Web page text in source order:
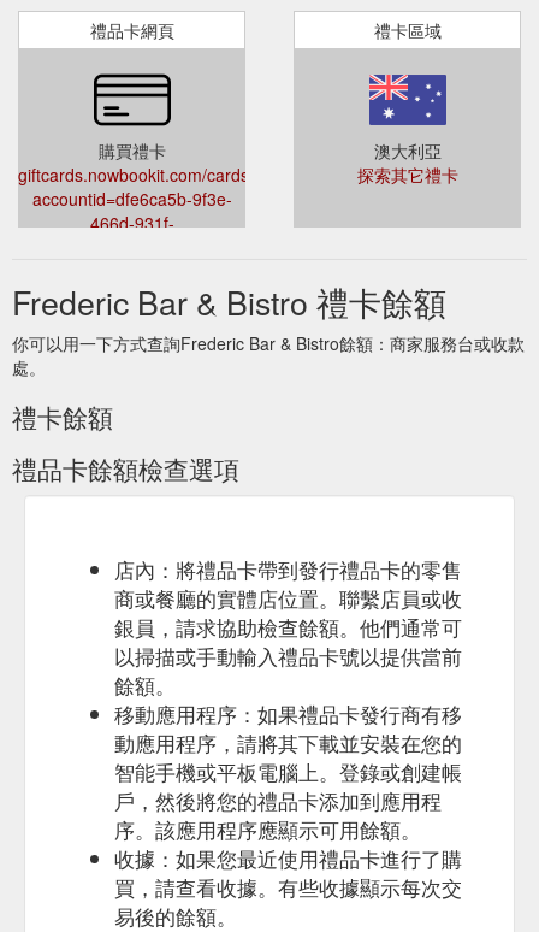
禮品卡網頁
購買禮卡
giftcards.nowbookit.com/cards?
accountid=dfe6ca5b-9f3e-
466d-931f-
禮卡區域
澳大利亞
探索其它禮卡
Frederic Bar & Bistro 禮卡餘額
你可以用一下方式查詢Frederic Bar & Bistro餘額：商家服務台或收款
處。
禮卡餘額
禮品卡餘額檢查選項
店內：將禮品卡帶到發行禮品卡的零售
商或餐廳的實體店位置。聯繫店員或收
銀員，請求協助檢查餘額。他們通常可
以掃描或手動輸入禮品卡號以提供當前
餘額。
移動應用程序：如果禮品卡發行商有移
動應用程序，請將其下載並安裝在您的
智能手機或平板電腦上。登錄或創建帳
戶，然後將您的禮品卡添加到應用程
序。該應用程序應顯示可用餘額。
收據：如果您最近使用禮品卡進行了購
買，請查看收據。有些收據顯示每次交
易後的餘額。